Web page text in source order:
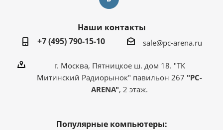
Наши контакты
+7 (495) 790-15-10
sale@pc-arena.ru
г. Москва, Пятницкое ш. дом 18. "ТК
Митинский Радиорынок" павильон 267 "PC-
ARENA", 2 этаж.
Популярные компьютеры: